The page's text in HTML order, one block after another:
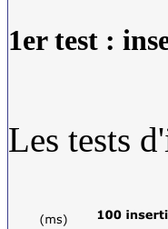
1er test :
Les tests